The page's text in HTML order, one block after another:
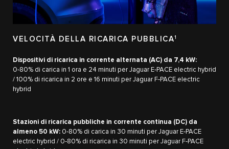
VELOCITÀ DELLA RICARICA PUBBLICA1
Dispositivi di ricarica in corrente alternata (AC) da 7,4 kW:
0‑80% di carica in 1 ora e 24 minuti per Jaguar E‑PACE electric hybrid
/ 100% di ricarica in 2 ore e 16 minuti per Jaguar F‑PACE electric
hybrid
Stazioni di ricarica pubbliche in corrente continua (DC) da
almeno 50 kW: 0‑80% di carica in 30 minuti per Jaguar E‑PACE
electric hybrid / 0‑80% di ricarica in 30 minuti per Jaguar F‑PACE